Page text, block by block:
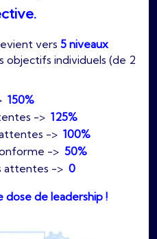
vers 5 niveaux
objectifs individuels (de 2
150%
->125%
attentes ->100%
->50%
attentes ->0
dose de leadership !